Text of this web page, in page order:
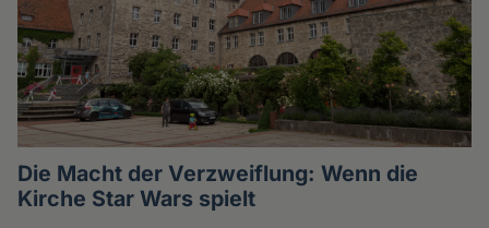
Die Macht der Verzweiflung: Wenn die
Kirche Star Wars spielt